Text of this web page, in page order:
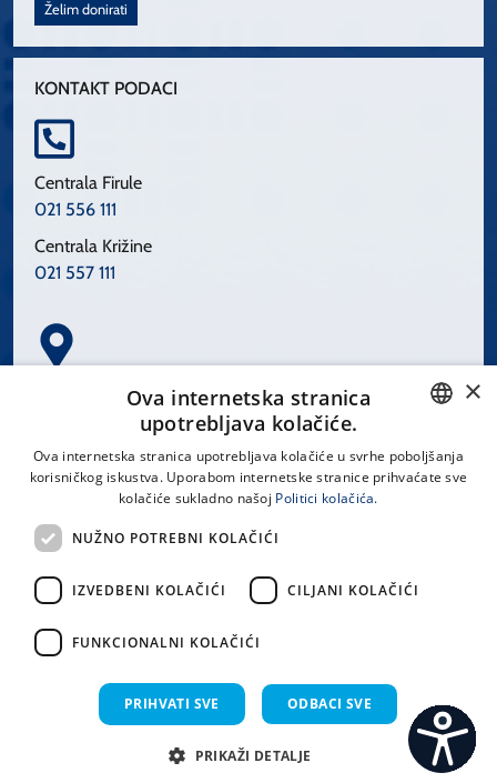
Želim donirati
KONTAKT PODACI
Centrala Firule
021 556 111
Centrala Križine
021 557 111
Spinčićeva 1, 21000 Split
LINKOVI
Uvjeti korištenja
CROATIAN
×
Ova internetska stranica
upotrebljava kolačiće.
Ova internetska stranica upotrebljava kolačiće u svrhe poboljšanja
korisničkog iskustva. Uporabom internetske stranice prihvaćate sve
kolačiće sukladno našoj Politici kolačića.
NUŽNO POTREBNI KOLAČIĆI
IZVEDBENI KOLAČIĆI CILJANI KOLAČIĆI
FUNKCIONALNI KOLAČIĆI
PRIHVATI SVE ODBACI SVE
PRIKAŽI DETALJE